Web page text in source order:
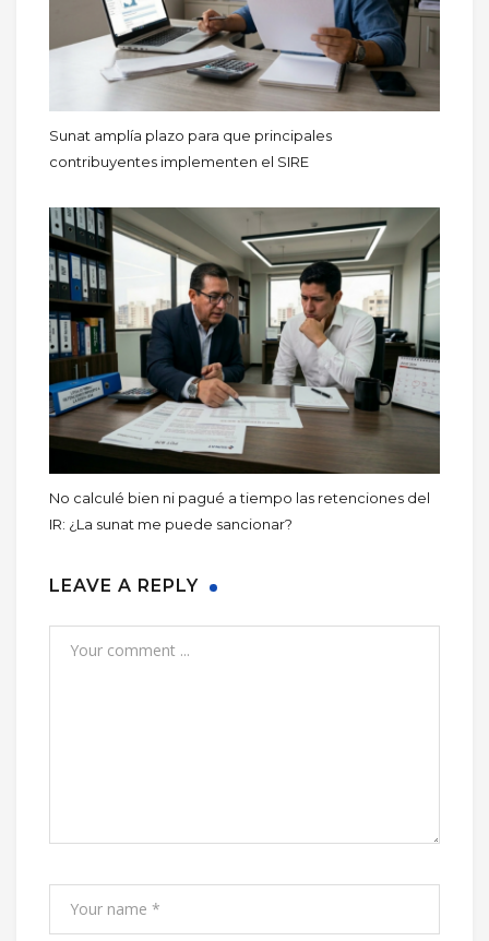
Sunat amplía plazo para que principales
contribuyentes implementen el SIRE
No calculé bien ni pagué a tiempo las retenciones del
IR: ¿La sunat me puede sancionar?
LEAVE A REPLY